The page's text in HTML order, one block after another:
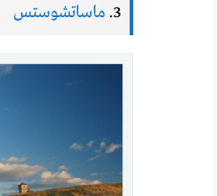
3. ماساتشوستس